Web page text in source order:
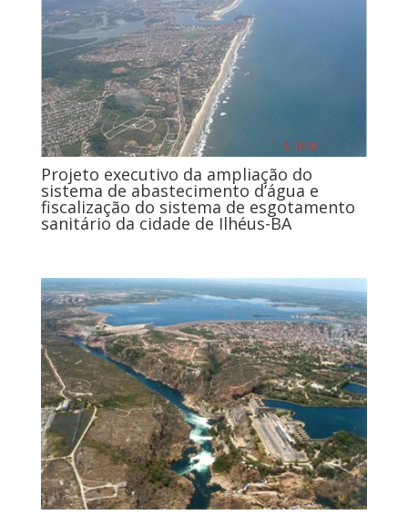
Projeto executivo da ampliação do
sistema de abastecimento d’água e
fiscalização do sistema de esgotamento
sanitário da cidade de Ilhéus-BA